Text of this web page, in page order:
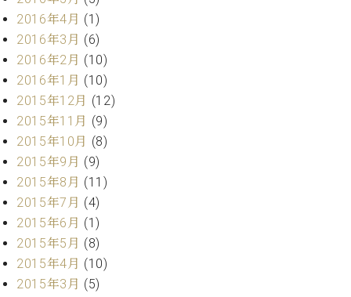
マ
ー
サ
ー
ビ
ス
(
律
)
ア
フ
タ
ー
ー
ビ
2016年4月 (1)
2016年3月 (6)
2016年2月 (10)
2016年1月 (10)
2015年12月 (12)
2015年11月 (9)
2015年10月 (8)
2015年9月 (9)
2015年8月 (11)
2015年7月 (4)
2015年6月 (1)
2015年5月 (8)
2015年4月 (10)
2015年3月 (5)